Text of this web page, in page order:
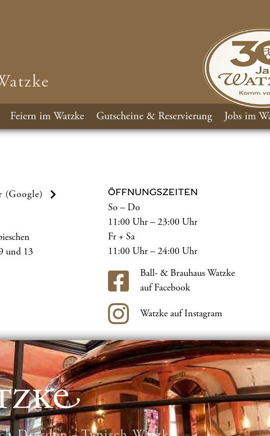
Feiern im Watzke Gutscheine & Reservierung Jobs im
(Google)
und 13
ÖFFNUNGSZEITEN
So – Do
11:00 Uhr – 23:00 Uhr
Fr + Sa
11:00 Uhr – 24:00 Uhr
Ball- & Brauhaus Watzke
auf Facebook
Watzke auf Instagram